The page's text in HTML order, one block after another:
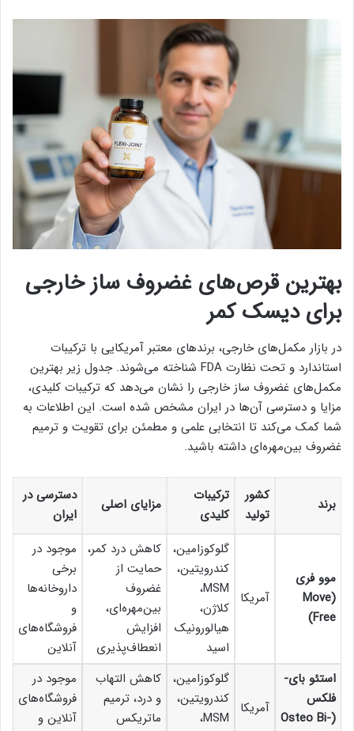
بهترین قرص‌های غضروف‌ ساز خارجی
برای دیسک کمر
در بازار مکمل‌های خارجی، برندهای معتبر آمریکایی با ترکیبات
استاندارد و تحت نظارت FDA شناخته می‌شوند. جدول زیر بهترین
مکمل‌های غضروف‌ ساز خارجی را نشان می‌دهد که ترکیبات کلیدی،
مزایا و دسترسی آن‌ها در ایران مشخص شده است. این اطلاعات به
شما کمک می‌کند تا انتخابی علمی و مطمئن برای تقویت و ترمیم
غضروف بین‌مهره‌ای داشته باشید.
برند
کشور
تولید
ترکیبات
کلیدی
مزایای اصلی
دسترسی در
ایران
موو فری
(Move
Free)
آمریکا
گلوکوزامین،
کندرویتین،
MSM،
کلاژن،
هیالورونیک
اسید
کاهش درد کمر،
حمایت از
غضروف
بین‌مهره‌ای،
افزایش
انعطاف‌پذیری
موجود در
برخی
داروخانه‌ها
و
فروشگاه‌های
آنلاین
استئو بای-
فلکس
(Osteo Bi-
آمریکا
گلوکوزامین،
کندرویتین،
MSM،
کاهش التهاب
و درد، ترمیم
ماتریکس
موجود در
فروشگاه‌های
آنلاین و